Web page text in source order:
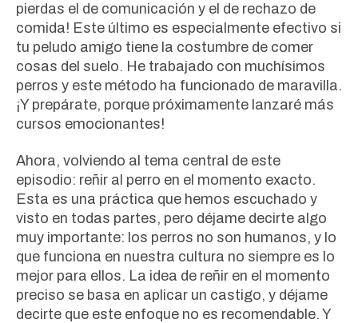
pierdas el de comunicación y el de rechazo de
comida! Este último es especialmente efectivo si
tu peludo amigo tiene la costumbre de comer
cosas del suelo. He trabajado con muchísimos
perros y este método ha funcionado de maravilla.
¡Y prepárate, porque próximamente lanzaré más
cursos emocionantes!
Ahora, volviendo al tema central de este
episodio: reñir al perro en el momento exacto.
Esta es una práctica que hemos escuchado y
visto en todas partes, pero déjame decirte algo
muy importante: los perros no son humanos, y lo
que funciona en nuestra cultura no siempre es lo
mejor para ellos. La idea de reñir en el momento
preciso se basa en aplicar un castigo, y déjame
decirte que este enfoque no es recomendable. Y